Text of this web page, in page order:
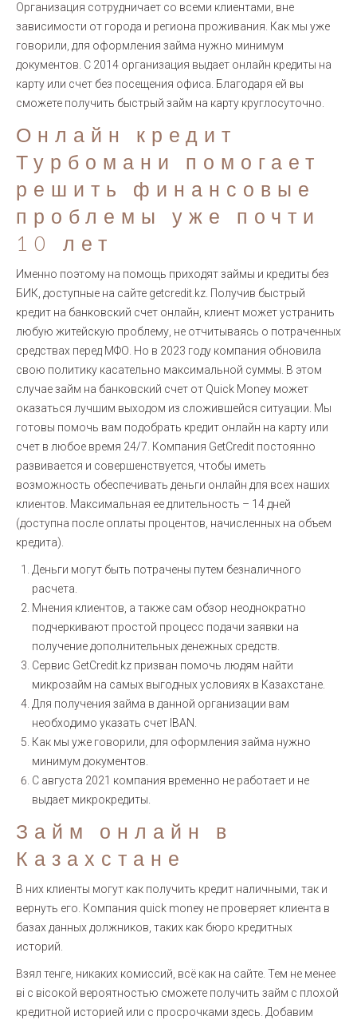
Организация сотрудничает со всеми клиентами, вне
зависимости от города и региона проживания. Как мы уже
говорили, для оформления займа нужно минимум
документов. С 2014 организация выдает онлайн кредиты на
карту или счет без посещения офиса. Благодаря ей вы
сможете получить быстрый займ на карту круглосуточно.
Онлайн кредит
Турбомани помогает
решить финансовые
проблемы уже почти
10 лет
Именно поэтому на помощь приходят займы и кредиты без
БИК, доступные на сайте getcredit.kz. Получив быстрый
кредит на банковский счет онлайн, клиент может устранить
любую житейскую проблему, не отчитываясь о потраченных
средствах перед МФО. Но в 2023 году компания обновила
свою политику касательно максимальной суммы. В этом
случае займ на банковский счет от Quick Money может
оказаться лучшим выходом из сложившейся ситуации. Мы
готовы помочь вам подобрать кредит онлайн на карту или
счет в любое время 24/7. Компания GetCredit постоянно
развивается и совершенствуется, чтобы иметь
возможность обеспечивать деньги онлайн для всех наших
клиентов. Максимальная ее длительность – 14 дней
(доступна после оплаты процентов, начисленных на объем
кредита).
Деньги могут быть потрачены путем безналичного
расчета.
Мнения клиентов, а также сам обзор неоднократно
подчеркивают простой процесс подачи заявки на
получение дополнительных денежных средств.
Сервис GetCredit.kz призван помочь людям найти
микрозайм на самых выгодных условиях в Казахстане.
Для получения займа в данной организации вам
необходимо указать счет IBAN.
Как мы уже говорили, для оформления займа нужно
минимум документов.
С августа 2021 компания временно не работает и не
выдает микрокредиты.
Займ онлайн в
Казахстане
В них клиенты могут как получить кредит наличными, так и
вернуть его. Компания quick money не проверяет клиента в
базах данных должников, таких как бюро кредитных
историй.
Взял тенге, никаких комиссий, всё как на сайте. Тем не менее
ві с вісокой вероятностью сможете получить займ с плохой
кредитной историей или с просрочками здесь. Добавим